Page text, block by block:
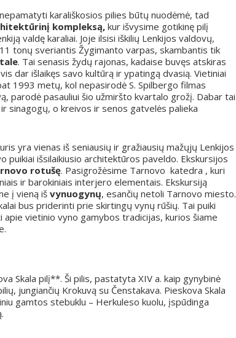
karališkosios pilies būtų nuodėmė, tad
kompleksą, kur išvysime gotikinę pilį
valdę karaliai. Joje ilsisi iškilių Lenkijos valdovų,
tonų sveriantis Žygimanto varpas, skambantis tik
. Tai senasis žydų rajonas, kadaise buvęs atskiras
dar išlaikęs savo kultūrą ir ypatingą dvasią. Vietiniai
1993 metų, kol nepasirodė S. Spilbergo filmas
parodė pasauliui šio užmiršto kvartalo grožį. Dabar tai
sinagogų, o kreivos ir senos gatvelės palieka
yra vienas iš seniausių ir gražiausių mažųjų Lenkijos
puikiai išsilaikiusio architektūros paveldo. Ekskursijos
rotušę. Pasigrožėsime Tarnovo katedra , kuri
ir barokiniais interjero elementais. Ekskursiją
į vieną išvynuogynų, esančių netoli Tarnovo miesto.
bus priderinti prie skirtingų vynų rūšių. Tai puiki
vietinio vyno gamybos tradicijas, kurios šiame
Skala pilį**. Ši pilis, pastatyta XIV a. kaip gynybinė
jungiančių Krokuvą su Čenstakava. Pieskova Skala
gamtos stebuklu – Herkuleso kuolu, įspūdinga